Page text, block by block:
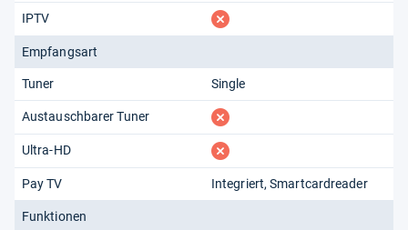
IPTV fehlt
Empfangsart
Tuner Single
Austauschbarer Tuner fehlt
Ultra-HD fehlt
Pay TV Integriert Smartcardreader
Funktionen